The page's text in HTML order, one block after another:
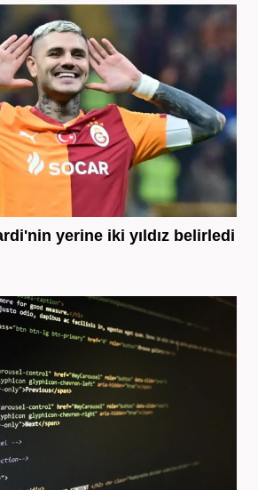
yerine iki yıldız belirledi